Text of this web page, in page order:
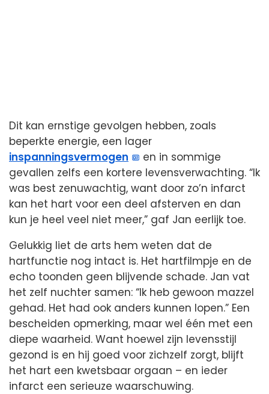
Dit kan ernstige gevolgen hebben, zoals
beperkte energie, een lager
inspanningsvermogen
en in sommige
gevallen zelfs een kortere levensverwachting. “Ik
was best zenuwachtig, want door zo’n infarct
kan het hart voor een deel afsterven en dan
kun je heel veel niet meer,” gaf Jan eerlijk toe.
Gelukkig liet de arts hem weten dat de
hartfunctie nog intact is. Het hartfilmpje en de
echo toonden geen blijvende schade. Jan vat
het zelf nuchter samen: “Ik heb gewoon mazzel
gehad. Het had ook anders kunnen lopen.” Een
bescheiden opmerking, maar wel één met een
diepe waarheid. Want hoewel zijn levensstijl
gezond is en hij goed voor zichzelf zorgt, blijft
het hart een kwetsbaar orgaan – en ieder
infarct een serieuze waarschuwing.